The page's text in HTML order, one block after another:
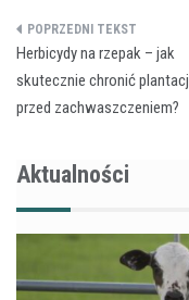
Nawigacja
wpisu
Herbicydy na rzepak – jak
skutecznie chronić
przed zachwaszczeniem?
Aktualności